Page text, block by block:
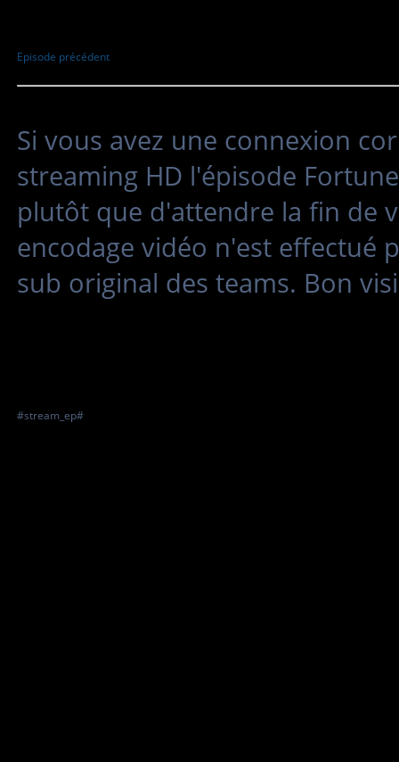
Episode précédent
Si vous avez une connexion
streaming HD l'épisode
plutôt que d'attendre la fin de
encodage vidéo n'est effectué
sub original des teams. Bon
#stream_ep#